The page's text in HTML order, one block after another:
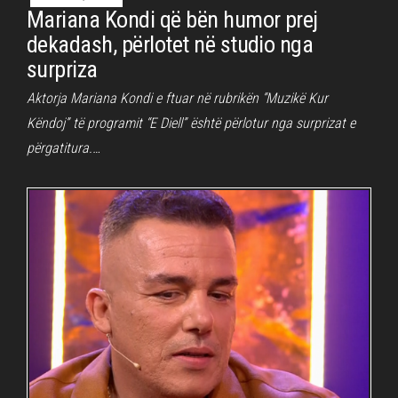
Mariana Kondi që bën humor prej
dekadash, përlotet në studio nga
surpriza
Aktorja Mariana Kondi e ftuar në rubrikën “Muzikë Kur
Këndoj” të programit “E Diell” është përlotur nga surprizat e
përgatitura.…